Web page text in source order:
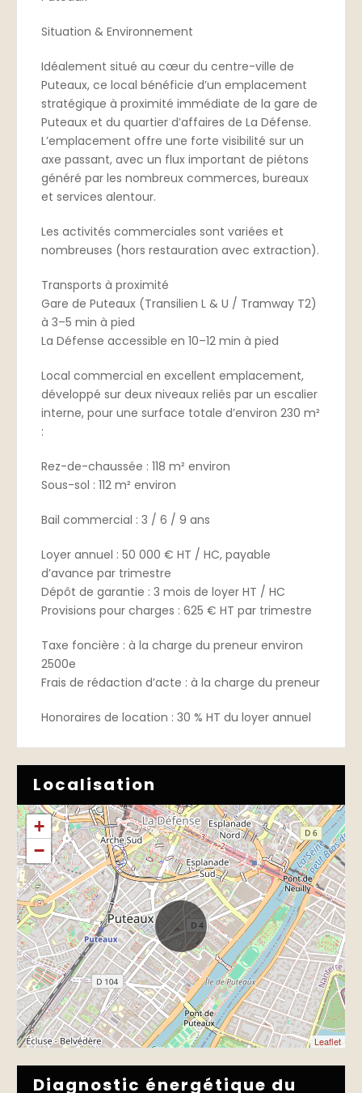
Situation & Environnement
Idéalement situé au cœur du centre-ville de
Puteaux, ce local bénéficie d’un emplacement
stratégique à proximité immédiate de la gare de
Puteaux et du quartier d’affaires de La Défense.
L’emplacement offre une forte visibilité sur un
axe passant, avec un flux important de piétons
généré par les nombreux commerces, bureaux
et services alentour.
Les activités commerciales sont variées et
nombreuses (hors restauration avec extraction).
Transports à proximité
Gare de Puteaux (Transilien L & U / Tramway T2)
à 3–5 min à pied
La Défense accessible en 10–12 min à pied
Local commercial en excellent emplacement,
développé sur deux niveaux reliés par un escalier
interne, pour une surface totale d’environ 230 m²
:
Rez-de-chaussée : 118 m² environ
Sous-sol : 112 m² environ
Bail commercial : 3 / 6 / 9 ans
Loyer annuel : 50 000 € HT / HC, payable
d’avance par trimestre
Dépôt de garantie : 3 mois de loyer HT / HC
Provisions pour charges : 625 € HT par trimestre
Taxe foncière : à la charge du preneur environ
2500e
Frais de rédaction d’acte : à la charge du preneur
Honoraires de location : 30 % HT du loyer annuel
Localisation
+
−
Leaflet
Diagnostic énergétique du